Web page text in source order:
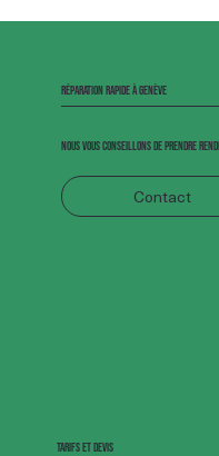
Réparation rapide à Genève
Nous vous conseillons de prendre
Contact
Tarifs et devis